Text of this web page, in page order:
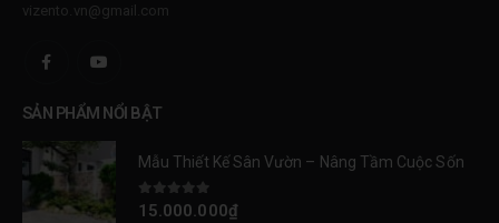
vizento.vn@gmail.com
SẢN PHẨM NỔI BẬT
0 trên 5
15.000.000₫